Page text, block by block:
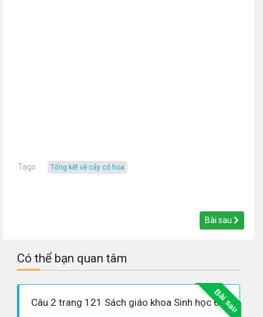
Tags tổng kết về cây có hoa
Bài sau
Có thể bạn quan tâm
Bài sau
Câu 2 trang 121 Sách giáo khoa Sinh học 6